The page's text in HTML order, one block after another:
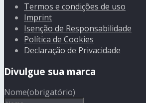
Termos e condições de uso
Imprint
Isenção de Responsabilidade
Política de Cookies
Declaração de Privacidade
Divulgue sua marca
Nome(obrigatório)